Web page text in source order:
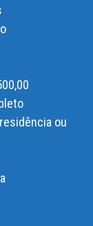
ou